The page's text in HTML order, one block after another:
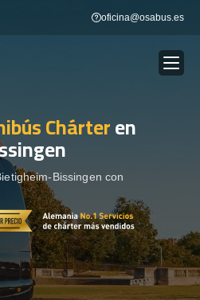
oficina@osabus.es
Show dropdown
Show dropdown
Chárteren
Bissingen con